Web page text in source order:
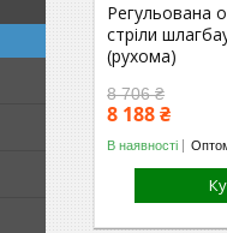
Регульована
стріли
(рухома)
8 706 ₴
8 188 ₴
В наявності